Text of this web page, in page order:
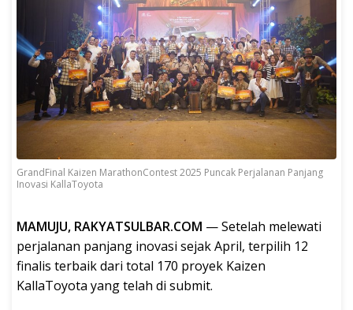
GrandFinal Kaizen MarathonContest 2025 Puncak Perjalanan Panjang
Inovasi KallaToyota
MAMUJU, RAKYATSULBAR.COM — Setelah melewati
perjalanan panjang inovasi sejak April, terpilih 12
finalis terbaik dari total 170 proyek Kaizen
KallaToyota yang telah di submit.